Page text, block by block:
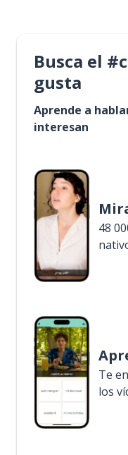
Busca el
gusta
Aprende a
interesan
48
Te
los